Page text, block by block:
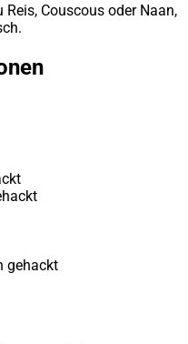
Reis, Couscous oder Naan,
gehackt